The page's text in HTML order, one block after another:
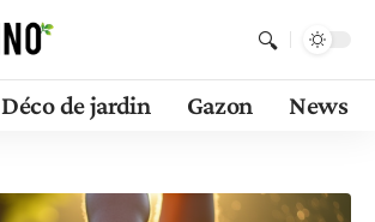
Déco de jardin Gazon News